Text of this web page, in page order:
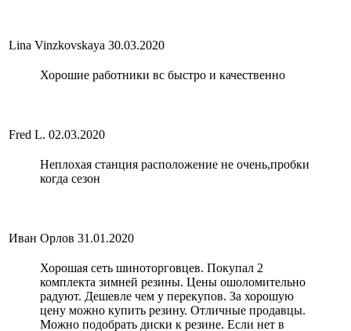
Lina Vinzkovskaya 30.03.2020
Хорошие работники вс быстро и качественно
Fred L. 02.03.2020
Неплохая станция расположение не очень,пробки
когда сезон
Иван Орлов 31.01.2020
Хорошая сеть шиноторговцев. Покупал 2
комплекта зимней резины. Цены ошоломительно
радуют. Дешевле чем у перекупов. За хорошую
цену можно купить резину. Отличные продавцы.
Можно подобрать диски к резине. Если нет в